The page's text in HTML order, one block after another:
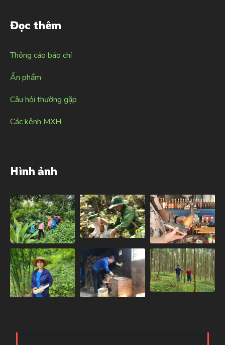
Đọc thêm
Thông cáo báo chí
Ấn phẩm
Câu hỏi thường gặp
Các kênh MXH
Hình ảnh